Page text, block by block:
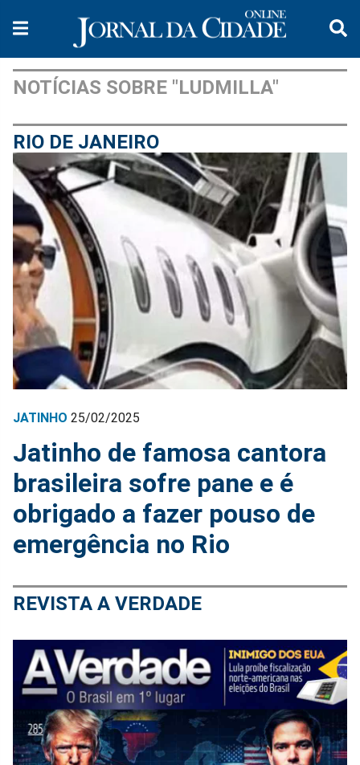
NOTÍCIAS SOBRE "LUDMILLA"
RIO DE JANEIRO
JATINHO 25/02/2025
Jatinho de famosa cantora
brasileira sofre pane e é
obrigado a fazer pouso de
emergência no Rio
REVISTA A VERDADE